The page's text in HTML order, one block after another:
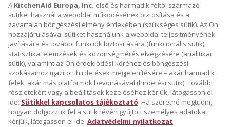
A KITCHENAID MÁRKÁRÓL
A márka lényege
A márka története
ODR
TÁMOGATÁS
Hol lehet megvenni
Garancia és dokumentumok
Ügyfélszolgálat
KÖVESSEN BENNÜNKET
A KitchenAid Europa, Inc. első és harmadik féltől származó
sütiket használ a weboldal működésének biztosítása és a
zavartalan böngészési élmény érdekében (szükséges sütik). Az Ön
hozzájárulásával sütiket használunk a weboldal teljesítményének
javítására és további funkciók biztosítására (funkcionális sütik),
statisztikai elemzések és közönségmérés elvégzésére (analitikai
sütik), valamint az Ön érdeklődési köréhez és böngészési
szokásaihoz igazított hirdetések megjelenítésére – akár harmadik
felek, akár más platformok bevonásával (hirdetési sütik). További
részletekért vagy a beállítások kezeléséhez kérjük, látogasson el
ide: Sütikkel kapcsolatos tájékoztató. Ha szeretné megtudni,
hogyan dolgozzuk fel a sütik révén gyűjtött személyes adatokat,
kérjük, látogasson el ide: Adatvédelmi nyilatkozat.